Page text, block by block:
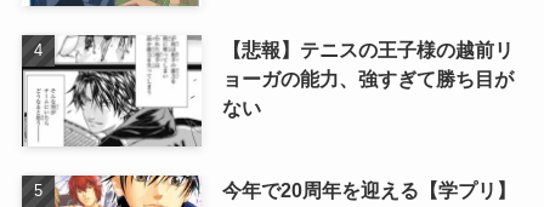
【悲報】テニスの王子様の越前リ
ョーガの能力、強すぎて勝ち目が
ない
今年で20周年を迎える【学プリ】